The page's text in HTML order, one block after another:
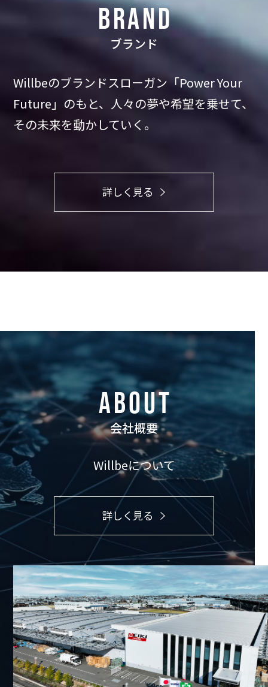
BRAND
ブランド
Willbeのブランドスローガン「Power Your
Future」のもと、 人々の夢や希望を乗せて、
その未来を動かしていく。
詳しく見る
ABOUT
会社概要
Willbeについて
詳しく見る